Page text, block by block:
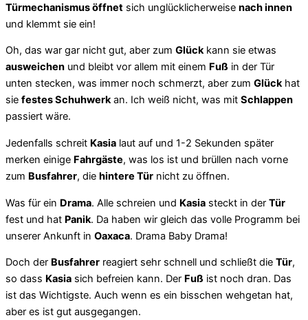
Türmechanismus öffnet sich unglücklicherweise nach innen
und klemmt sie ein!
Oh, das war gar nicht gut, aber zum Glückkann sie etwas
ausweichen und bleibt vor allem mit einem Fuß in der Tür
unten stecken, was immer noch schmerzt, aber zum Glückhat
sie festes Schuhwerkan. Ich weiß nicht, was mit Schlappen
passiert wäre.
Jedenfalls schreit Kasia laut auf und 1-2 Sekunden später
merken einige Fahrgäste, was los ist und brüllen nach vorne
zum Busfahrer, die hintere Tür nicht zu öffnen.
Was für ein Drama. Alle schreien und Kasia steckt in der Tür
fest und hat Panik. Da haben wir gleich das volle Programm bei
unserer Ankunft in Oaxaca. Drama Baby Drama!
Doch der Busfahrer reagiert sehr schnell und schließt die Tür,
so dass Kasia sich befreien kann. Der Fuß ist noch dran. Das
ist das Wichtigste. Auch wenn es ein bisschen wehgetan hat,
aber es ist gut ausgegangen.